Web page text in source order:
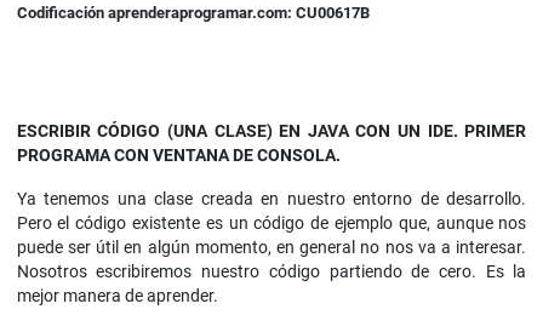
Codificación aprenderaprogramar.com: CU00617B
ESCRIBIR CÓDIGO (UNA CLASE) EN JAVA CON UN IDE. PRIMER
PROGRAMA CON VENTANA DE CONSOLA.
Ya tenemos una clase creada en nuestro entorno de desarrollo.
Pero el código existente es un código de ejemplo que, aunque nos
puede ser útil en algún momento, en general no nos va a interesar.
Nosotros escribiremos nuestro código partiendo de cero. Es la
mejor manera de aprender.